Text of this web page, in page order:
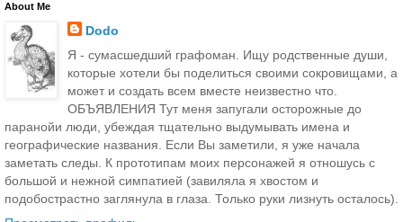
About Me
Dodo
Я - сумасшедший графоман. Ищу родственные души,
которые хотели бы поделиться своими сокровищами, а
может и создать всем вместе неизвестно что.
ОБЪЯВЛЕНИЯ Тут меня запугали осторожные до
паранойи люди, убеждая тщательно выдумывать имена и
географические названия. Если Вы заметили, я уже начала
заметать следы. К прототипам моих персонажей я отношусь с
большой и нежной симпатией (завиляла я хвостом и
подобострастно заглянула в глаза. Только руки лизнуть осталось).